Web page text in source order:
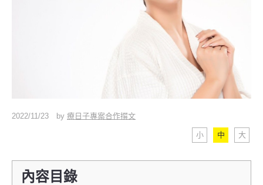
2022/11/23 by 療日子專案合作撰文
小 中 大
內容目錄